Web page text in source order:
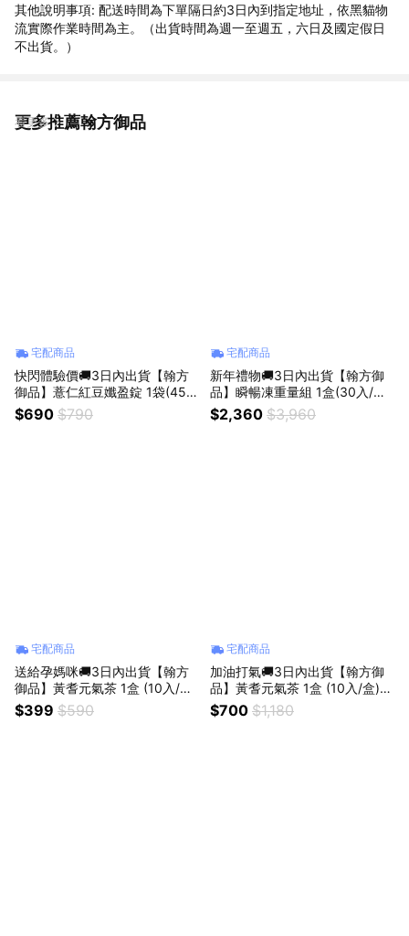
其他說明事項: 配送時間為下單隔日約3日內到指定地址，依黑貓物
流實際作業時間為主。（出貨時間為週一至週五，六日及國定假日
不出貨。）
更多推薦翰方御品
看更多
宅配商品
快閃體驗價🚚3日內出貨【翰方
御品】薏仁紅豆孅盈錠 1袋(45
錠) 贈 品牌送禮提袋
$690 $790
宅配商品
新年禮物🚚3日內出貨【翰方御
品】瞬暢凍重量組 1盒(30入/盒)
贈 瞬暢凍 1盒(10入/盒) +品牌送
禮提袋
$2,360 $3,960
宅配商品
送給孕媽咪🚚3日內出貨【翰方
御品】黃耆元氣茶 1盒 (10入/盒)
贈 品牌送禮提袋 孕婦 哺乳期 適
用
$399 $590
宅配商品
加油打氣🚚3日內出貨【翰方御
品】黃耆元氣茶 1盒 (10入/盒)
菊花炯炯茶 1盒 (10入/盒) 贈 品
牌送禮提袋 父親 爸爸 男友 老公
$700 $1,180